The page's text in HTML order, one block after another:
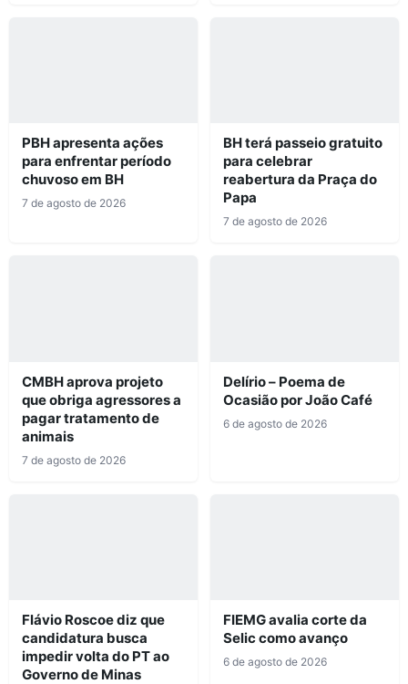
PBH apresenta ações
para enfrentar período
chuvoso em BH
7 de agosto de 2026
BH terá passeio gratuito
para celebrar
reabertura da Praça do
Papa
7 de agosto de 2026
CMBH aprova projeto
que obriga agressores a
pagar tratamento de
animais
7 de agosto de 2026
Delírio – Poema de
Ocasião por João Café
6 de agosto de 2026
Flávio Roscoe diz que
candidatura busca
impedir volta do PT ao
Governo de Minas
FIEMG avalia corte da
Selic como avanço
6 de agosto de 2026